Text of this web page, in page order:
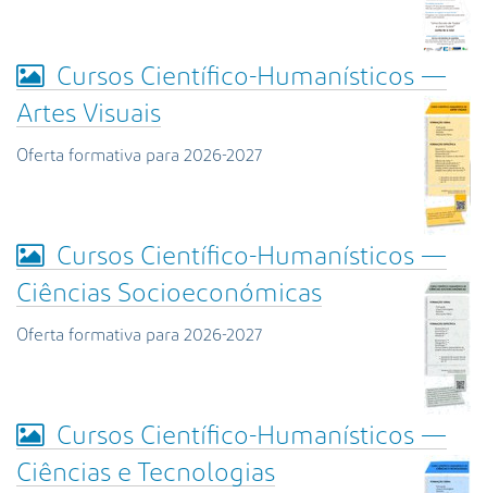
Cursos Científico-Humanísticos —
Artes Visuais
Oferta formativa para 2026-2027
Cursos Científico-Humanísticos —
Ciências Socioeconómicas
Oferta formativa para 2026-2027
Cursos Científico-Humanísticos —
Ciências e Tecnologias